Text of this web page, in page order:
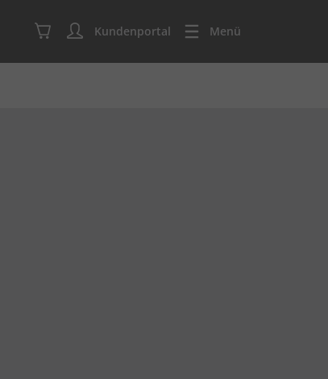
Kundenportal Menü